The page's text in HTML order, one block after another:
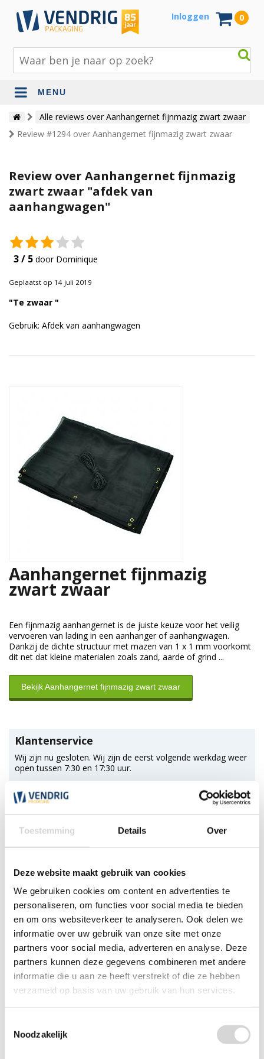
Toestemming Details Over
Deze website maakt gebruik van cookies
We gebruiken cookies om content en advertenties te
personaliseren, om functies voor social media te bieden
en om ons websiteverkeer te analyseren. Ook delen we
informatie over uw gebruik van onze site met onze
partners voor social media, adverteren en analyse. Deze
partners kunnen deze gegevens combineren met andere
informatie die u aan ze heeft verstrekt of die ze hebben
verzameld op basis van uw gebruik van hun services.
Noodzakelijk
Inloggen 0
MENU
Beschermingsmateriaal
Bouw- en tuinmaterialen
Jute en lopers
Papier en karton
Verhuismaterialen
Bedrukte verpakkingen
Alle reviews over Aanhangernet fijnmazig zwart zwaar
Review #1294 over Aanhangernet fijnmazig zwart zwaar
Review over Aanhangernet fijnmazig
zwart zwaar "afdek van
aanhangwagen"
3 / 5 door Dominique
Geplaatst op 14 juli 2019
"Te zwaar "
Gebruik: Afdek van aanhangwagen
Aanhangernet fijnmazig
zwart zwaar
Een fijnmazig aanhangernet is de juiste keuze voor het veilig
vervoeren van lading in een aanhanger of aanhangwagen.
Dankzij de dichte structuur met mazen van 1 x 1 mm voorkomt
dit net dat kleine materialen zoals zand, aarde of grind ...
Bekijk Aanhangernet fijnmazig zwart zwaar
Klantenservice
Wij zijn nu gesloten. Wij zijn de eerst volgende werkdag weer
open tussen 7:30 en 17:30 uur.
*Magazijn heeft andere
0348 4791 95
WhatsApp 0348 479195
Mailen
Offerte aanvragen
Vraag een speciale prijs op bij ons, wij
kijken naar de mogelijkheden.